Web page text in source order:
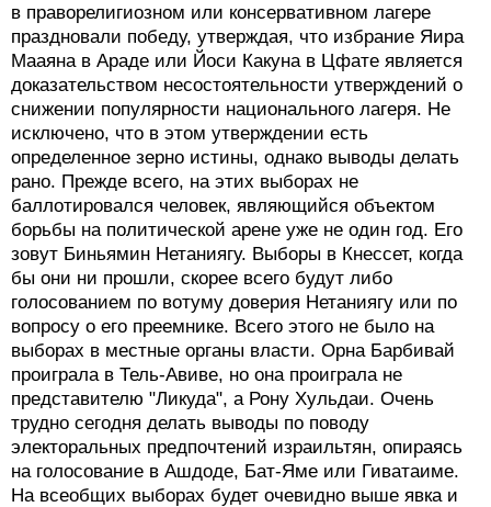
в праворелигиозном или консервативном лагере
праздновали победу, утверждая, что избрание Яира
Мааяна в Араде или Йоси Какуна в Цфате является
доказательством несостоятельности утверждений о
снижении популярности национального лагеря. Не
исключено, что в этом утверждении есть
определенное зерно истины, однако выводы делать
рано. Прежде всего, на этих выборах не
баллотировался человек, являющийся объектом
борьбы на политической арене уже не один год. Его
зовут Биньямин Нетаниягу. Выборы в Кнессет, когда
бы они ни прошли, скорее всего будут либо
голосованием по вотуму доверия Нетаниягу или по
вопросу о его преемнике. Всего этого не было на
выборах в местные органы власти. Орна Барбивай
проиграла в Тель-Авиве, но она проиграла не
представителю "Ликуда", а Рону Хульдаи. Очень
трудно сегодня делать выводы по поводу
электоральных предпочтений израильтян, опираясь
на голосование в Ашдоде, Бат-Яме или Гиватаиме.
На всеобщих выборах будет очевидно выше явка и